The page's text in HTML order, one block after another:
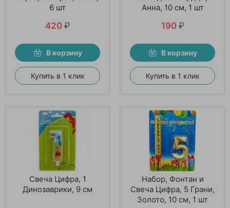
6 шт
420 ₽
В корзину
Купить в 1 клик
Анна, 10 см, 1 шт
190 ₽
В корзину
Купить в 1 клик
Свеча Цифра, 1
Динозаврики, 9 см
Набор, Фонтан и
Свеча Цифра, 5 Грани,
Золото, 10 см, 1 шт